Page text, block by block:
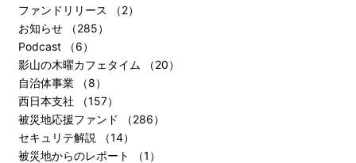
ファンドリリース （2）
お知らせ （285）
Podcast （6）
影山の木曜カフェタイム （20）
自治体事業 （8）
西日本支社 （157）
被災地応援ファンド （286）
セキュリテ解説 （14）
被災地からのレポート （1）